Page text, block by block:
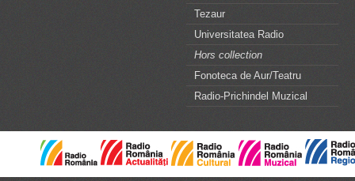
Tezaur
Universitatea Radio
Hors collection
Fonoteca de Aur/Teatru
Radio-Prichindel Muzical